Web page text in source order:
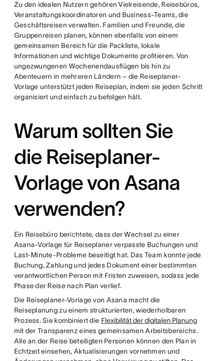
Zu den idealen Nutzern gehören Vielreisende, Reisebüros,
Veranstaltungskoordinatoren und Business-Teams, die
Geschäftsreisen verwalten. Familien und Freunde, die
Gruppenreisen planen, können ebenfalls von einem
gemeinsamen Bereich für die Packliste, lokale
Informationen und wichtige Dokumente profitieren. Von
ungezwungenen Wochenendausflügen bis hin zu
Abenteuern in mehreren Ländern – die Reiseplaner-
Vorlage unterstützt jeden Reiseplan, indem sie jeden Schritt
organisiert und einfach zu befolgen hält.
Warum sollten Sie
die Reiseplaner-
Vorlage von Asana
verwenden?
Ein Reisebüro berichtete, dass der Wechsel zu einer
Asana-Vorlage für Reiseplaner verpasste Buchungen und
Last-Minute-Probleme beseitigt hat. Das Team konnte jede
Buchung, Zahlung und jedes Dokument einer bestimmten
verantwortlichen Person mit Fristen zuweisen, sodass jede
Phase der Reise nach Plan verlief.
Die Reiseplaner-Vorlage von Asana macht die
Reiseplanung zu einem strukturierten, wiederholbaren
Prozess. Sie kombiniert die Flexibilität der digitalen Planung
mit der Transparenz eines gemeinsamen Arbeitsbereichs.
Alle an der Reise beteiligten Personen können den Plan in
Echtzeit einsehen, Aktualisierungen vornehmen und